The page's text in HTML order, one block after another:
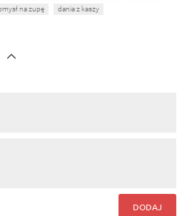
na zupę dania z kaszy
DODAJ